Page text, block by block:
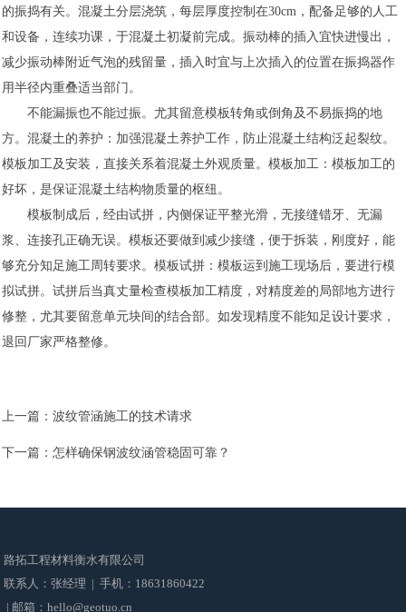
的振捣有关。混凝土分层浇筑，每层厚度控制在30cm，配备足够的人工
和设备，连续功课，于混凝土初凝前完成。振动棒的插入宜快进慢出，
减少振动棒附近气泡的残留量，插入时宜与上次插入的位置在振捣器作
用半径内重叠适当部门。
不能漏振也不能过振。尤其留意模板转角或倒角及不易振捣的地
方。混凝土的养护：加强混凝土养护工作，防止混凝土结构泛起裂纹。
模板加工及安装，直接关系着混凝土外观质量。模板加工：模板加工的
好坏，是保证混凝土结构物质量的枢纽。
模板制成后，经由试拼，内侧保证平整光滑，无接缝错牙、无漏
浆、连接孔正确无误。模板还要做到减少接缝，便于拆装，刚度好，能
够充分知足施工周转要求。模板试拼：模板运到施工现场后，要进行模
拟试拼。试拼后当真丈量检查模板加工精度，对精度差的局部地方进行
修整，尤其要留意单元块间的结合部。如发现精度不能知足设计要求，
退回厂家严格整修。
上一篇：波纹管涵施工的技术请求
下一篇：怎样确保钢波纹涵管稳固可靠？
路拓工程材料衡水有限公司
联系人：张经理 | 手机：18631860422
| 邮箱：hello@geotuo.cn